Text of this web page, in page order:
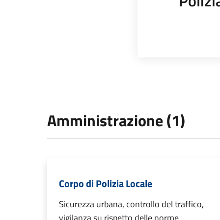
Amministrazione (1)
Corpo di Polizia Locale
Sicurezza urbana, controllo del traffico,